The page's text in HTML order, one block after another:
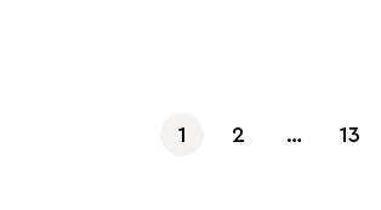
1 2 … 13